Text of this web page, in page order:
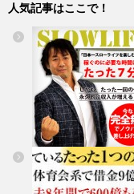
人気記事はここで！